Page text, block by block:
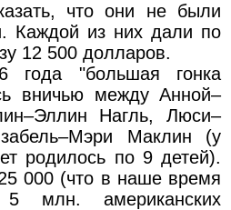
что они не были
Каждой из них дали по
12 500 долларов.
года "большая гонка
вничью между Анной–
Нагль, Люси–
Маклин (у
родилось по 9 детей).
000 (что в наше время
млн. американских